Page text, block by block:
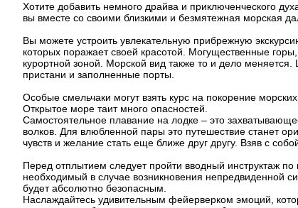
Хотите добавить немного драйва и приключенческого
вы вместе со своими близкими и безмятежная морская
Вы можете устроить увлекательную прибрежную
которых поражает своей красотой. Могущественные
курортной зоной. Морской вид также то и дело
пристани и заполненные порты.
Особые смельчаки могут взять курс на покорение
Открытое море таит много опасностей.
Самостоятельное плавание на лодке – это
волков. Для влюбленной пары это путешествие станет
чувств и желание стать еще ближе друг другу. Взяв с
Перед отплытием следует пройти вводный инструктаж
необходимый в случае возникновения непредвиденной
будет абсолютно безопасным.
Наслаждайтесь удивительным фейерверком эмоций,